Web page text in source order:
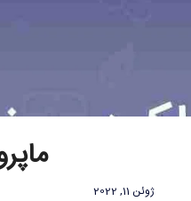
ژوئن 11, 2022